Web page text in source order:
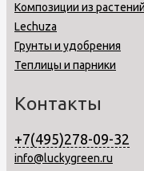
Композиции из
Lechuza
Грунты и удобрения
Теплицы и парники
Контакты
+7(495)278-09-32
info@luckygreen.ru